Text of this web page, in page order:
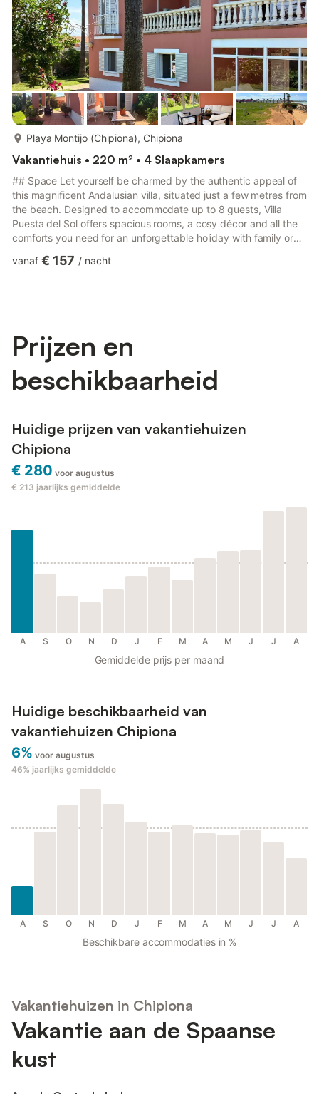
Playa Montijo (Chipiona), Chipiona
Vakantiehuis • 220 m² • 4 Slaapkamers
## Space Let yourself be charmed by the authentic appeal of
this magnificent Andalusian villa, situated just a few metres from
the beach. Designed to accommodate up to 8 guests, Villa
Puesta del Sol offers spacious rooms, a cosy décor and all the
comforts you need for an unforgettable holiday with family or
oasis of greenery – featuring several terraces offering either
vanaf € 157 / nacht
Prijzen en
beschikbaarheid
Huidige prijzen van vakantiehuizen
Chipiona
€ 280 voor augustus
€ 213 jaarlijks gemiddelde
A S O N D J F M A M J J A
Gemiddelde prijs per maand
Huidige beschikbaarheid van
vakantiehuizen Chipiona
6% voor augustus
46% jaarlijks gemiddelde
A S O N D J F M A M J J A
Beschikbare accommodaties in %
Vakantiehuizen in Chipiona
Vakantie aan de Spaanse
kust